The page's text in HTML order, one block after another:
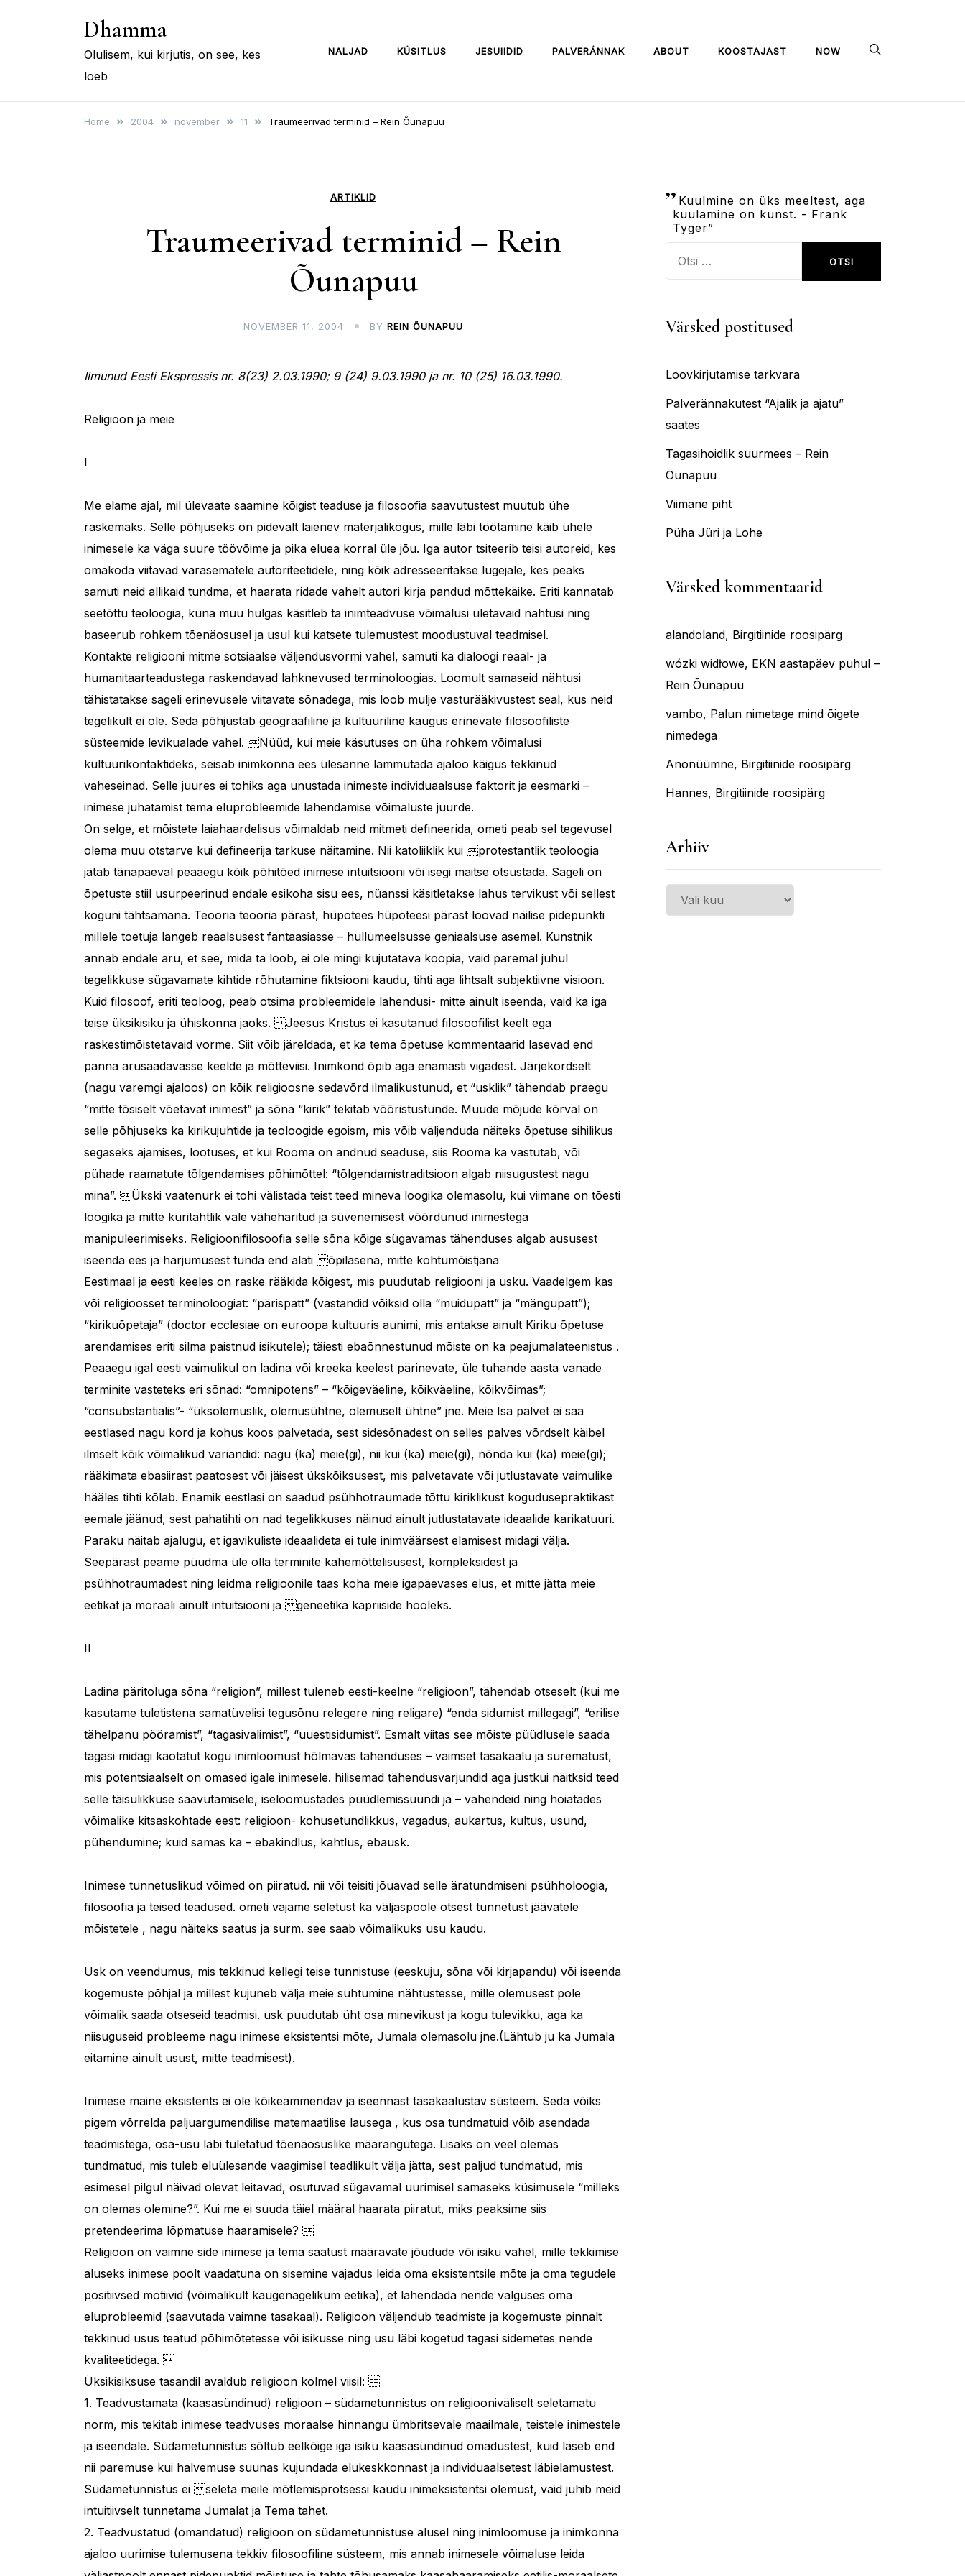
Dhamma
Olulisem, kui kirjutis, on see, kes
loeb
NALJAD KÜSITLUS JESUIIDID PALVERÄNNAK ABOUT KOOSTAJAST NOW
Home 2004 november 11 Traumeerivad terminid – Rein Õunapuu
ARTIKLID
Traumeerivad terminid – Rein
Õunapuu
NOVEMBER 11, 2004 BY REIN ÕUNAPUU
Ilmunud Eesti Ekspressis nr. 8(23) 2.03.1990; 9 (24) 9.03.1990 ja nr. 10 (25) 16.03.1990.
Religioon ja meie
I
Me elame ajal, mil ülevaate saamine kõigist teaduse ja filosoofia saavutustest muutub ühe
raskemaks. Selle põhjuseks on pidevalt laienev materjalikogus, mille läbi töötamine käib ühele
inimesele ka väga suure töövõime ja pika eluea korral üle jõu. Iga autor tsiteerib teisi autoreid, kes
omakoda viitavad varasematele autoriteetidele, ning kõik adresseeritakse lugejale, kes peaks
samuti neid allikaid tundma, et haarata ridade vahelt autori kirja pandud mõttekäike. Eriti kannatab
seetõttu teoloogia, kuna muu hulgas käsitleb ta inimteadvuse võimalusi ületavaid nähtusi ning
baseerub rohkem tõenäosusel ja usul kui katsete tulemustest moodustuval teadmisel.
Kontakte religiooni mitme sotsiaalse väljendusvormi vahel, samuti ka dialoogi reaal- ja
humanitaarteadustega raskendavad lahknevused terminoloogias. Loomult samaseid nähtusi
tähistatakse sageli erinevusele viitavate sõnadega, mis loob mulje vasturääkivustest seal, kus neid
tegelikult ei ole. Seda põhjustab geograafiline ja kultuuriline kaugus erinevate filosoofiliste
süsteemide levikualade vahel. Nüüd, kui meie käsutuses on üha rohkem võimalusi
kultuurikontaktideks, seisab inimkonna ees ülesanne lammutada ajaloo käigus tekkinud
vaheseinad. Selle juures ei tohiks aga unustada inimeste individuaalsuse faktorit ja eesmärki –
inimese juhatamist tema eluprobleemide lahendamise võimaluste juurde.
On selge, et mõistete laiahaardelisus võimaldab neid mitmeti defineerida, ometi peab sel tegevusel
olema muu otstarve kui defineerija tarkuse näitamine. Nii katoliiklik kui protestantlik teoloogia
jätab tänapäeval peaaegu kõik põhitõed inimese intuitsiooni või isegi maitse otsustada. Sageli on
õpetuste stiil usurpeerinud endale esikoha sisu ees, nüanssi käsitletakse lahus tervikust või sellest
koguni tähtsamana. Teooria teooria pärast, hüpotees hüpoteesi pärast loovad näilise pidepunkti
millele toetuja langeb reaalsusest fantaasiasse – hullumeelsusse geniaalsuse asemel. Kunstnik
annab endale aru, et see, mida ta loob, ei ole mingi kujutatava koopia, vaid paremal juhul
tegelikkuse sügavamate kihtide rõhutamine fiktsiooni kaudu, tihti aga lihtsalt subjektiivne visioon.
Kuid filosoof, eriti teoloog, peab otsima probleemidele lahendusi- mitte ainult iseenda, vaid ka iga
teise üksikisiku ja ühiskonna jaoks. Jeesus Kristus ei kasutanud filosoofilist keelt ega
raskestimõistetavaid vorme. Siit võib järeldada, et ka tema õpetuse kommentaarid lasevad end
panna arusaadavasse keelde ja mõtteviisi. Inimkond õpib aga enamasti vigadest. Järjekordselt
(nagu varemgi ajaloos) on kõik religioosne sedavõrd ilmalikustunud, et “usklik” tähendab praegu
“mitte tõsiselt võetavat inimest” ja sõna “kirik” tekitab võõristustunde. Muude mõjude kõrval on
selle põhjuseks ka kirikujuhtide ja teoloogide egoism, mis võib väljenduda näiteks õpetuse sihilikus
segaseks ajamises, lootuses, et kui Rooma on andnud seaduse, siis Rooma ka vastutab, või
pühade raamatute tõlgendamises põhimõttel: “tõlgendamistraditsioon algab niisugustest nagu
mina”. Ükski vaatenurk ei tohi välistada teist teed mineva loogika olemasolu, kui viimane on tõesti
loogika ja mitte kuritahtlik vale väheharitud ja süvenemisest võõrdunud inimestega
manipuleerimiseks. Religioonifilosoofia selle sõna kõige sügavamas tähenduses algab aususest
iseenda ees ja harjumusest tunda end alati õpilasena, mitte kohtumõistjana
Eestimaal ja eesti keeles on raske rääkida kõigest, mis puudutab religiooni ja usku. Vaadelgem kas
või religioosset terminoloogiat: “pärispatt” (vastandid võiksid olla “muidupatt” ja “mängupatt”);
“kirikuõpetaja” (doctor ecclesiae on euroopa kultuuris aunimi, mis antakse ainult Kiriku õpetuse
arendamises eriti silma paistnud isikutele); täiesti ebaõnnestunud mõiste on ka peajumalateenistus .
Peaaegu igal eesti vaimulikul on ladina või kreeka keelest pärinevate, üle tuhande aasta vanade
terminite vasteteks eri sõnad: “omnipotens” – “kõigeväeline, kõikväeline, kõikvõimas”;
“consubstantialis”- “üksolemuslik, olemusühtne, olemuselt ühtne” jne. Meie Isa palvet ei saa
eestlased nagu kord ja kohus koos palvetada, sest sidesõnadest on selles palves võrdselt käibel
ilmselt kõik võimalikud variandid: nagu (ka) meie(gi), nii kui (ka) meie(gi), nõnda kui (ka) meie(gi);
rääkimata ebasiirast paatosest või jäisest ükskõiksusest, mis palvetavate või jutlustavate vaimulike
hääles tihti kõlab. Enamik eestlasi on saadud psühhotraumade tõttu kiriklikust kogudusepraktikast
eemale jäänud, sest pahatihti on nad tegelikkuses näinud ainult jutlustatavate ideaalide karikatuuri.
Paraku näitab ajalugu, et igavikuliste ideaalideta ei tule inimväärsest elamisest midagi välja.
Seepärast peame püüdma üle olla terminite kahemõttelisusest, kompleksidest ja
psühhotraumadest ning leidma religioonile taas koha meie igapäevases elus, et mitte jätta meie
eetikat ja moraali ainult intuitsiooni ja geneetika kapriiside hooleks.
II
Ladina päritoluga sõna “religion”, millest tuleneb eesti-keelne “religioon”, tähendab otseselt (kui me
kasutame tuletistena samatüvelisi tegusõnu relegere ning religare) “enda sidumist millegagi”, “erilise
tähelpanu pööramist”, “tagasivalimist”, “uuestisidumist”. Esmalt viitas see mõiste püüdlusele saada
tagasi midagi kaotatut kogu inimloomust hõlmavas tähenduses – vaimset tasakaalu ja surematust,
mis potentsiaalselt on omased igale inimesele. hilisemad tähendusvarjundid aga justkui näitksid teed
selle täisulikkuse saavutamisele, iseloomustades püüdlemissuundi ja – vahendeid ning hoiatades
võimalike kitsaskohtade eest: religioon- kohusetundlikkus, vagadus, aukartus, kultus, usund,
pühendumine; kuid samas ka – ebakindlus, kahtlus, ebausk.
Inimese tunnetuslikud võimed on piiratud. nii või teisiti jõuavad selle äratundmiseni psühholoogia,
filosoofia ja teised teadused. ometi vajame seletust ka väljaspoole otsest tunnetust jäävatele
mõistetele , nagu näiteks saatus ja surm. see saab võimalikuks usu kaudu.
Usk on veendumus, mis tekkinud kellegi teise tunnistuse (eeskuju, sõna või kirjapandu) või iseenda
kogemuste põhjal ja millest kujuneb välja meie suhtumine nähtustesse, mille olemusest pole
võimalik saada otseseid teadmisi. usk puudutab üht osa minevikust ja kogu tulevikku, aga ka
niisuguseid probleeme nagu inimese eksistentsi mõte, Jumala olemasolu jne.(Lähtub ju ka Jumala
eitamine ainult usust, mitte teadmisest).
Inimese maine eksistents ei ole kõikeammendav ja iseennast tasakaalustav süsteem. Seda võiks
pigem võrrelda paljuargumendilise matemaatilise lausega , kus osa tundmatuid võib asendada
teadmistega, osa-usu läbi tuletatud tõenäosuslike määrangutega. Lisaks on veel olemas
tundmatud, mis tuleb eluülesande vaagimisel teadlikult välja jätta, sest paljud tundmatud, mis
esimesel pilgul näivad olevat leitavad, osutuvad sügavamal uurimisel samaseks küsimusele “milleks
on olemas olemine?”. Kui me ei suuda täiel määral haarata piiratut, miks peaksime siis
pretendeerima lõpmatuse haaramisele? 
Religioon on vaimne side inimese ja tema saatust määravate jõudude või isiku vahel, mille tekkimise
aluseks inimese poolt vaadatuna on sisemine vajadus leida oma eksistentsile mõte ja oma tegudele
positiivsed motiivid (võimalikult kaugenägelikum eetika), et lahendada nende valguses oma
eluprobleemid (saavutada vaimne tasakaal). Religioon väljendub teadmiste ja kogemuste pinnalt
tekkinud usus teatud põhimõtetesse või isikusse ning usu läbi kogetud tagasi sidemetes nende
kvaliteetidega. 
Üksikisiksuse tasandil avaldub religioon kolmel viisil: 
1. Teadvustamata (kaasasündinud) religioon – südametunnistus on religiooniväliselt seletamatu
norm, mis tekitab inimese teadvuses moraalse hinnangu ümbritsevale maailmale, teistele inimestele
ja iseendale. Südametunnistus sõltub eelkõige iga isiku kaasasündinud omadustest, kuid laseb end
nii paremuse kui halvemuse suunas kujundada elukeskkonnast ja individuaalsetest läbielamustest.
Südametunnistus ei seleta meile mõtlemisprotsessi kaudu inimeksistentsi olemust, vaid juhib meid
intuitiivselt tunnetama Jumalat ja Tema tahet.
2. Teadvustatud (omandatud) religioon on südametunnistuse alusel ning inimloomuse ja inimkonna
ajaloo uurimise tulemusena tekkiv filosoofiline süsteem, mis annab inimesele võimaluse leida
Kuulmine on üks meeltest, aga
kuulamine on kunst. - Frank
Tyger”
Värsked postitused
Loovkirjutamise tarkvara
Palverännakutest “Ajalik ja ajatu”
saates
Tagasihoidlik suurmees – Rein
Õunapuu
Viimane piht
Püha Jüri ja Lohe
Värsked kommentaarid
alandoland, Birgitiinide roosipärg
wózki widłowe, EKN aastapäev puhul –
Rein Õunapuu
vambo, Palun nimetage mind õigete
nimedega
Anonüümne, Birgitiinide roosipärg
Hannes, Birgitiinide roosipärg
Arhiiv
Arhiiv